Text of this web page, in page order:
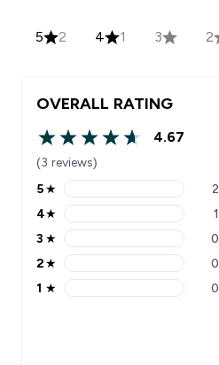
5 2 4 1 3 2
OVERALL RATING
4.67 out of 5 stars
4.67
(3 reviews)
5 stars rating 2 reviews
5★ 2
4 stars rating 1 reviews
4★ 1
3 stars rating 0 reviews
3 ★ 0
2 stars rating 0 reviews
2★ 0
1 stars rating 0 reviews
1 ★ 0